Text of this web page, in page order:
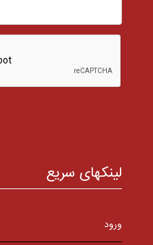
لینکهای سریع
ورود